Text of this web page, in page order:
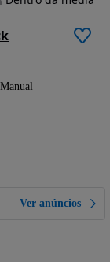
Manual
Ver anúncios